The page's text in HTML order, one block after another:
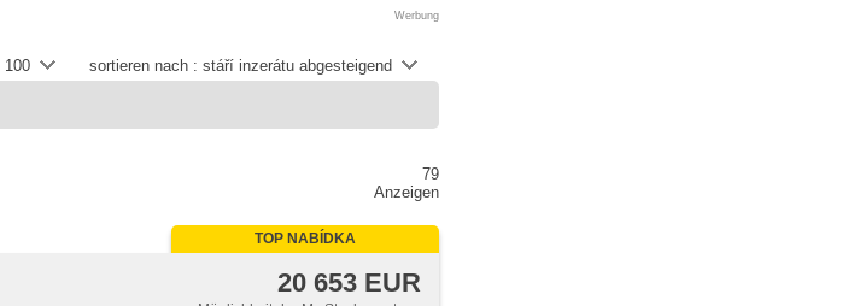
Werbung
sortieren nach : stáří inzerátu abgesteigend
100
79
Anzeigen
TOP NABÍDKA
20 653 EUR